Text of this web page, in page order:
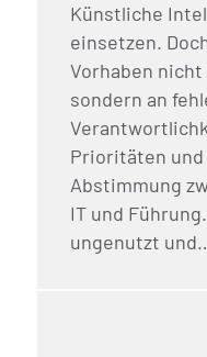
Künstliche
einsetzen.
Vorhaben nicht
sondern an
Prioritäten
Abstimmung
IT und
ungenutzt